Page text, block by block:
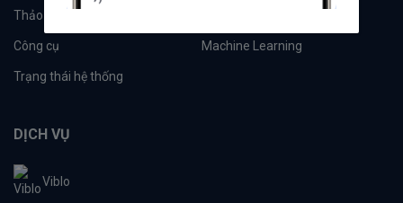
Thảo luận
Công cụ Machine Learning
Trạng thái hệ thống
DỊCH VỤ
Viblo